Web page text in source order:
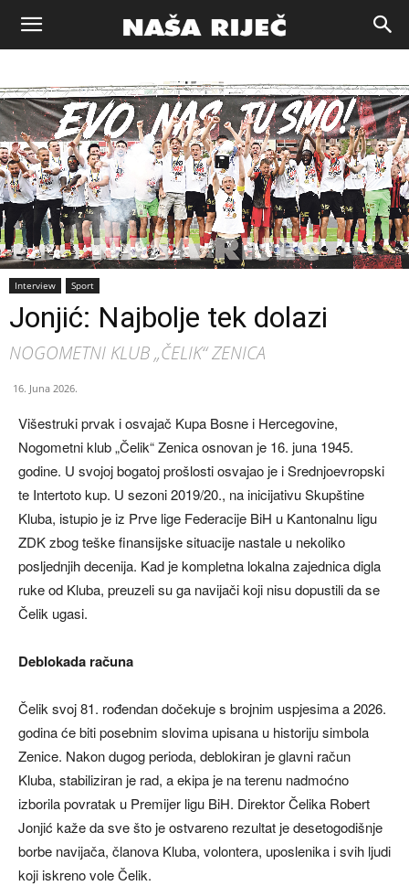
Naša
riječ
Zenica
Interview Sport
Jonjić: Najbolje tek dolazi
NOGOMETNI KLUB „ČELIK“ ZENICA
16. Juna 2026.
Višestruki prvak i osvajač Kupa Bosne i Hercegovine,
Nogometni klub „Čelik“ Zenica osnovan je 16. juna 1945.
godine. U svojoj bogatoj prošlosti osvajao je i Srednjoevropski
te Intertoto kup. U sezoni 2019/20., na inicijativu Skupštine
Kluba, istupio je iz Prve lige Federacije BiH u Kantonalnu ligu
ZDK zbog teške finansijske situacije nastale u nekoliko
posljednjih decenija. Kad je kompletna lokalna zajednica digla
ruke od Kluba, preuzeli su ga navijači koji nisu dopustili da se
Čelik ugasi.
Deblokada računa
Čelik svoj 81. rođendan dočekuje s brojnim uspjesima a 2026.
godina će biti posebnim slovima upisana u historiju simbola
Zenice. Nakon dugog perioda, deblokiran je glavni račun
Kluba, stabiliziran je rad, a ekipa je na terenu nadmoćno
izborila povratak u Premijer ligu BiH. Direktor Čelika Robert
Jonjić kaže da sve što je ostvareno rezultat je desetogodišnje
borbe navijača, članova Kluba, volontera, uposlenika i svih ljudi
koji iskreno vole Čelik.